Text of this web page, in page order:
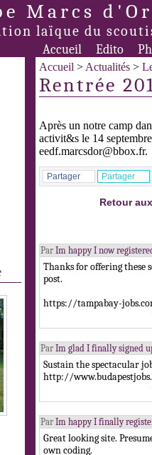
Marcs d'Or
laïque du
Accueil Edito
Accueil > Actualités >
Rentrée
Après un notre camp
activit&s le 14
eedf.marcsdor@bbox.fr.
Partager Partager
Retour
Par Im happy I now
Thanks for offering these
post.
https://tampabay-
Par Im glad I finally signed
Sustain the spectacular
http://
Par Im happy I finally
Great looking site.
own coding.